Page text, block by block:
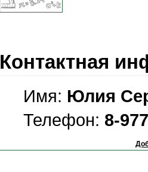
Контактная
Имя: Юлия
Телефон: 8-